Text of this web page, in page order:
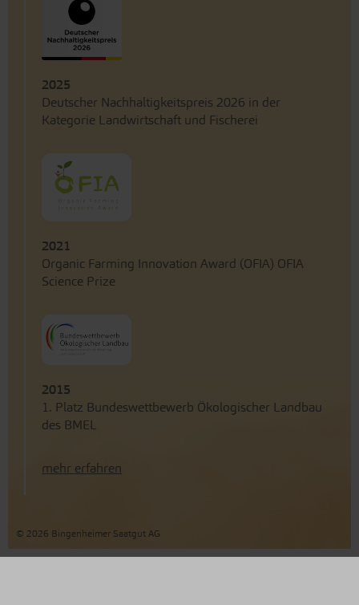
2025
Deutscher Nachhaltigkeitspreis 2026 in der
Kategorie Landwirtschaft und Fischerei
2021
Organic Farming Innovation Award (OFIA) OFIA
Science Prize
2015
1. Platz Bundeswettbewerb Ökologischer Landbau
des BMEL
mehr erfahren
© 2026 Bingenheimer Saatgut AG